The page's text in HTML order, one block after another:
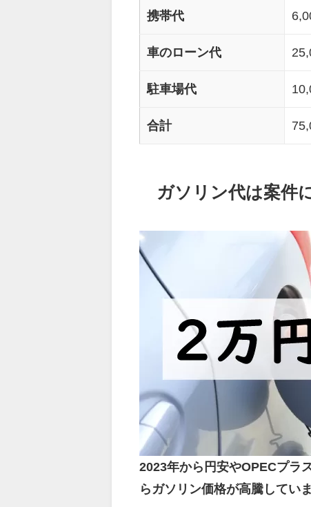
携帯代
車のローン代
駐車場代
合計
ガソリン代は案件
2023年から円安やOPECプラ
らガソリン価格が高騰していま